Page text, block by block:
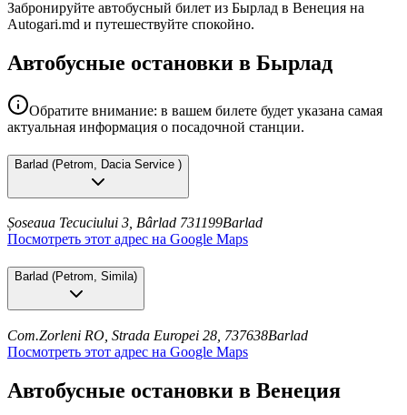
Забронируйте автобусный билет из Бырлад в Венеция на
Autogari.md и путешествуйте спокойно.
Автобусные остановки в Бырлад
Обратите внимание: в вашем билете будет указана самая
актуальная информация о посадочной станции.
Barlad (Petrom, Dacia Service )
Șoseaua Tecuciului 3, Bârlad 731199Barlad
Посмотреть этот адрес на Google Maps
Barlad (Petrom, Simila)
Com.Zorleni RO, Strada Europei 28, 737638Barlad
Посмотреть этот адрес на Google Maps
Автобусные остановки в Венеция